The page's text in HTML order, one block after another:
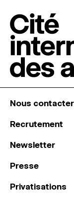
Nous contacter
Recrutement
Newsletter
Presse
Privatisations